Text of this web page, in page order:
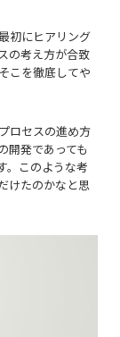
初にヒアリング
の考え方が合致
こを徹底してや
ロセスの進め方
開発であっても
。このような考
けたのかなと思